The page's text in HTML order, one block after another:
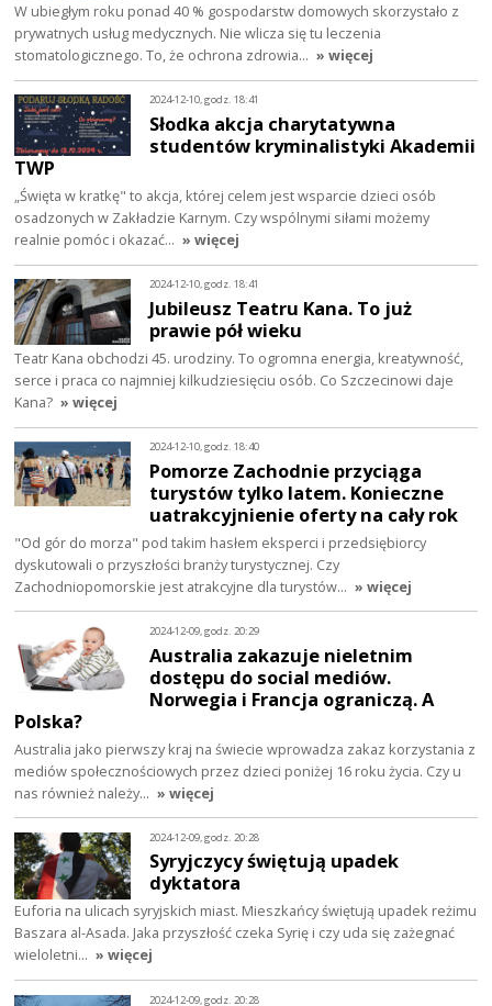
W ubiegłym roku ponad 40 % gospodarstw domowych skorzystało z
prywatnych usług medycznych. Nie wlicza się tu leczenia
stomatologicznego. To, że ochrona zdrowia… » więcej
2024-12-10, godz. 18:41
Słodka akcja charytatywna
studentów kryminalistyki Akademii
TWP
„Święta w kratkę" to akcja, której celem jest wsparcie dzieci osób
osadzonych w Zakładzie Karnym. Czy wspólnymi siłami możemy
realnie pomóc i okazać… » więcej
2024-12-10, godz. 18:41
Jubileusz Teatru Kana. To już
prawie pół wieku
Teatr Kana obchodzi 45. urodziny. To ogromna energia, kreatywność,
serce i praca co najmniej kilkudziesięciu osób. Co Szczecinowi daje
Kana? » więcej
2024-12-10, godz. 18:40
Pomorze Zachodnie przyciąga
turystów tylko latem. Konieczne
uatrakcyjnienie oferty na cały rok
"Od gór do morza" pod takim hasłem eksperci i przedsiębiorcy
dyskutowali o przyszłości branży turystycznej. Czy
Zachodniopomorskie jest atrakcyjne dla turystów… » więcej
2024-12-09, godz. 20:29
Australia zakazuje nieletnim
dostępu do social mediów.
Norwegia i Francja ograniczą. A
Polska?
Australia jako pierwszy kraj na świecie wprowadza zakaz korzystania z
mediów społecznościowych przez dzieci poniżej 16 roku życia. Czy u
nas również należy… » więcej
2024-12-09, godz. 20:28
Syryjczycy świętują upadek
dyktatora
Euforia na ulicach syryjskich miast. Mieszkańcy świętują upadek reżimu
Baszara al-Asada. Jaka przyszłość czeka Syrię i czy uda się zażegnać
wieloletni… » więcej
2024-12-09, godz. 20:28